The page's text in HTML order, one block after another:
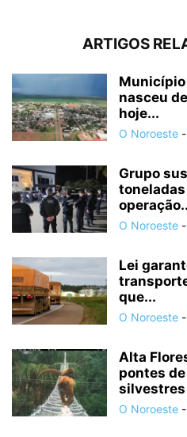
ARTIGOS
Município
nasceu
hoje...
O Noroeste -
Grupo
toneladas
O Noroeste -
Lei
que...
O Noroeste -
Alta
pontes
silvestres
O Noroeste -